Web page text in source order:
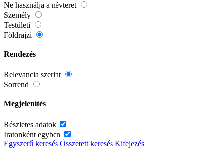
Ne használja a névteret
Személy
Testületi
Földrajzi
Rendezés
Relevancia szerint
Sorrend
Megjelenítés
Részletes adatok
Iratonként egyben
Egyszerű keresés Összetett keresés Kifejezés